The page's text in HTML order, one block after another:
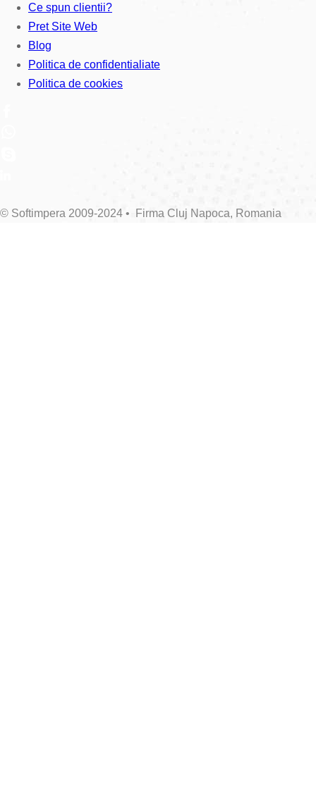
Ce spun clientii?
Pret Site Web
Blog
Politica de confidentialiate
Politica de cookies
© Softimpera 2009-2024 • Firma Cluj Napoca, Romania